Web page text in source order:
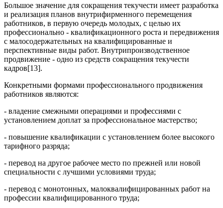
Большое значение для сокращения текучести имеет разработка
и реализация планов внутрифирменного перемещения
работников, в первую очередь молодых, с целью их
профессионально - квалификационного роста и передвижения
с малосодержательных на квалифицированные и
перспективные виды работ. Внутрипроизводственное
продвижение - одно из средств сокращения текучести
кадров[13].
Конкретными формами профессионального продвижения
работников являются:
- владение смежными операциями и профессиями с
установлением доплат за профессиональное мастерство;
- повышение квалификации с установлением более высокого
тарифного разряда;
- перевод на другое рабочее место по прежней или новой
специальности с лучшими условиями труда;
- перевод с монотонных, малоквалифицированных работ на
профессии квалифицированного труда;